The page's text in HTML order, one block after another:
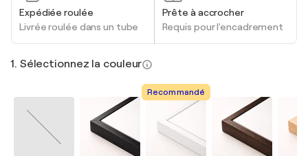
Expédiée roulée
Livrée roulée dans un tube
Prête à accrocher
Requis pour l'encadrement
1. Sélectionnez la couleur
Recommandé